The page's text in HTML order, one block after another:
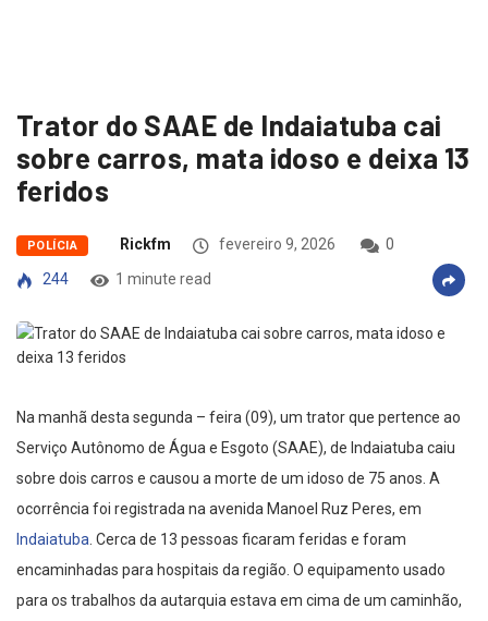
Trator do SAAE de Indaiatuba cai
sobre carros, mata idoso e deixa 13
feridos
POLÍCIA Rickfm fevereiro 9, 2026
0
244
1 minute read
Na manhã desta segunda – feira (09), um trator que pertence ao
Serviço Autônomo de Água e Esgoto (SAAE), de Indaiatuba caiu
sobre dois carros e causou a morte de um idoso de 75 anos. A
ocorrência foi registrada na avenida Manoel Ruz Peres, em
Indaiatuba. Cerca de 13 pessoas ficaram feridas e foram
encaminhadas para hospitais da região. O equipamento usado
para os trabalhos da autarquia estava em cima de um caminhão,